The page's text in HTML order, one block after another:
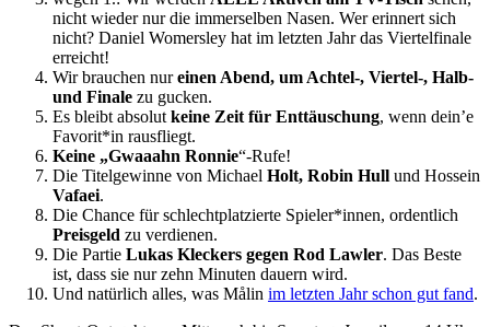
nicht wieder nur die immerselben Nasen. Wer erinnert sich
nicht? Daniel Womersley hat im letzten Jahr das Viertelfinale
erreicht!
Wir brauchen nureinen Abend, um Achtel-, Viertel-, Halb-
und Finale zu gucken.
Es bleibt absolut keine Zeit für Enttäuschung, wenn dein’e
Favorit*in rausfliegt.
Keine „Gwaaahn Ronnie“-Rufe!
Die Titelgewinne von Michael Holt, Robin Hull und Hossein
Vafaei.
Die Chance für schlechtplatzierte Spieler*innen, ordentlich
Preisgeld zu verdienen.
Die Partie Lukas Kleckers gegen Rod Lawler. Das Beste
ist, dass sie nur zehn Minuten dauern wird.
Und natürlich alles, was Målin im letzten Jahr schon gut fand.